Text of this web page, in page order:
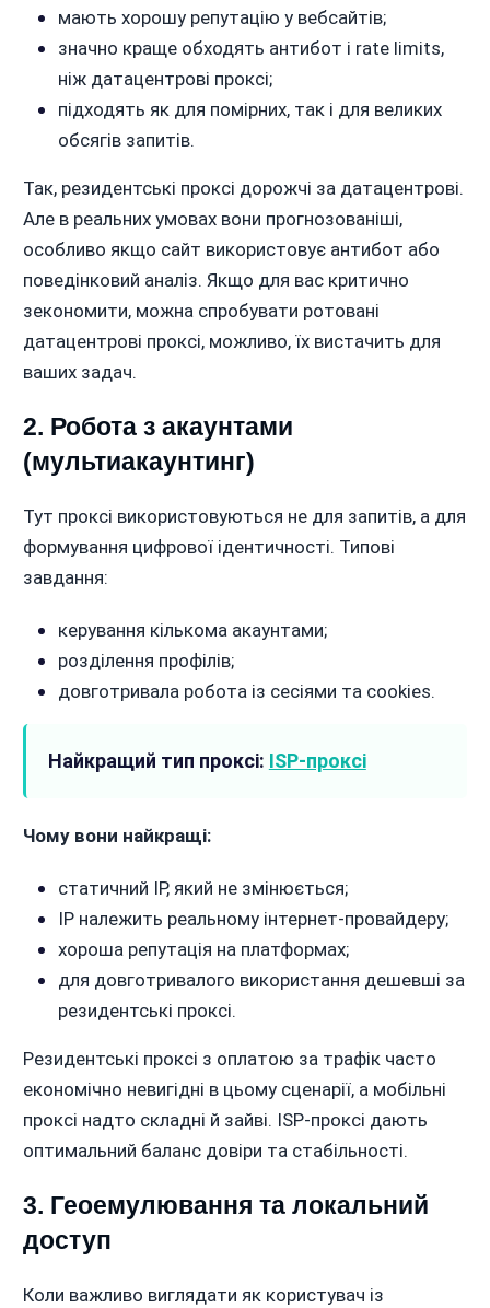
мають хорошу репутацію у вебсайтів;
значно краще обходять антибот і rate limits,
ніж датацентрові проксі;
підходять як для помірних, так і для великих
обсягів запитів.
Так, резидентські проксі дорожчі за датацентрові.
Але в реальних умовах вони прогнозованіші,
особливо якщо сайт використовує антибот або
поведінковий аналіз. Якщо для вас критично
зекономити, можна спробувати ротовані
датацентрові проксі, можливо, їх вистачить для
ваших задач.
2. Робота з акаунтами
(мультиакаунтинг)
Тут проксі використовуються не для запитів, а для
формування цифрової ідентичності. Типові
завдання:
керування кількома акаунтами;
розділення профілів;
довготривала робота із сесіями та cookies.
Найкращий тип проксі: ISP-проксі
Чому вони найкращі:
статичний IP, який не змінюється;
IP належить реальному інтернет-провайдеру;
хороша репутація на платформах;
для довготривалого використання дешевші за
резидентські проксі.
Резидентські проксі з оплатою за трафік часто
економічно невигідні в цьому сценарії, а мобільні
проксі надто складні й зайві. ISP-проксі дають
оптимальний баланс довіри та стабільності.
3. Геоемулювання та локальний
доступ
Коли важливо виглядати як користувач із